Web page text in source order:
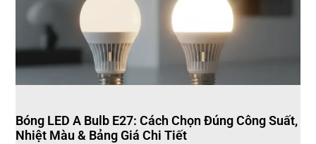
Bóng LED A Bulb E27: Cách Chọn Đúng Công Suất,
Nhiệt Màu & Bảng Giá Chi Tiết